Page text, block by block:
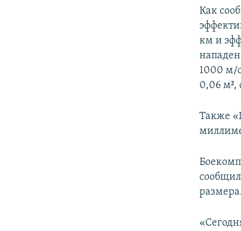
Как
км и
1000 м/
0,06 м²,
Также